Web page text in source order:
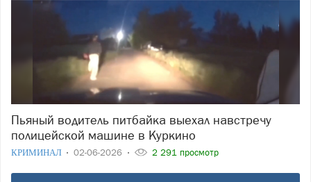
Пьяный водитель питбайка выехал навстречу
полицейской машине в Куркино
КРИМИНАЛ 02-06-2026 2 291 просмотр